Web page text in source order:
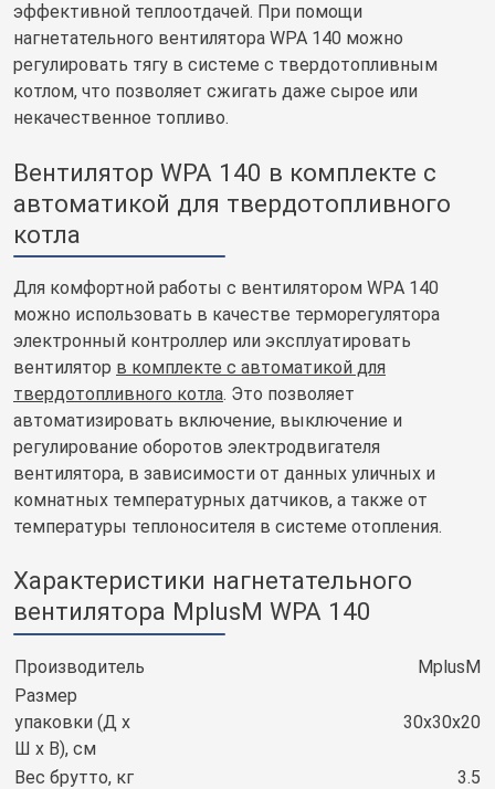
эффективной теплоотдачей. При помощи
нагнетательного вентилятора WPA 140 можно
регулировать тягу в системе с твердотопливным
котлом, что позволяет сжигать даже сырое или
некачественное топливо.
Вентилятор WPA 140 в комплекте с
автоматикой для твердотопливного
котла
Для комфортной работы с вентилятором WPA 140
можно использовать в качестве терморегулятора
электронный контроллер или эксплуатировать
вентилятор в комплекте с автоматикой для
твердотопливного котла. Это позволяет
автоматизировать включение, выключение и
регулирование оборотов электродвигателя
вентилятора, в зависимости от данных уличных и
комнатных температурных датчиков, а также от
температуры теплоносителя в системе отопления.
Характеристики нагнетательного
вентилятора MplusM WPA 140
Производитель
MplusM
Размер
упаковки (Д х
Ш х В), см
30х30х20
Вес брутто, кг
3.5